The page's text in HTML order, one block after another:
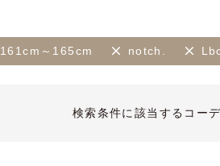
161cm～165cm notch.
検索条件に該当するコー